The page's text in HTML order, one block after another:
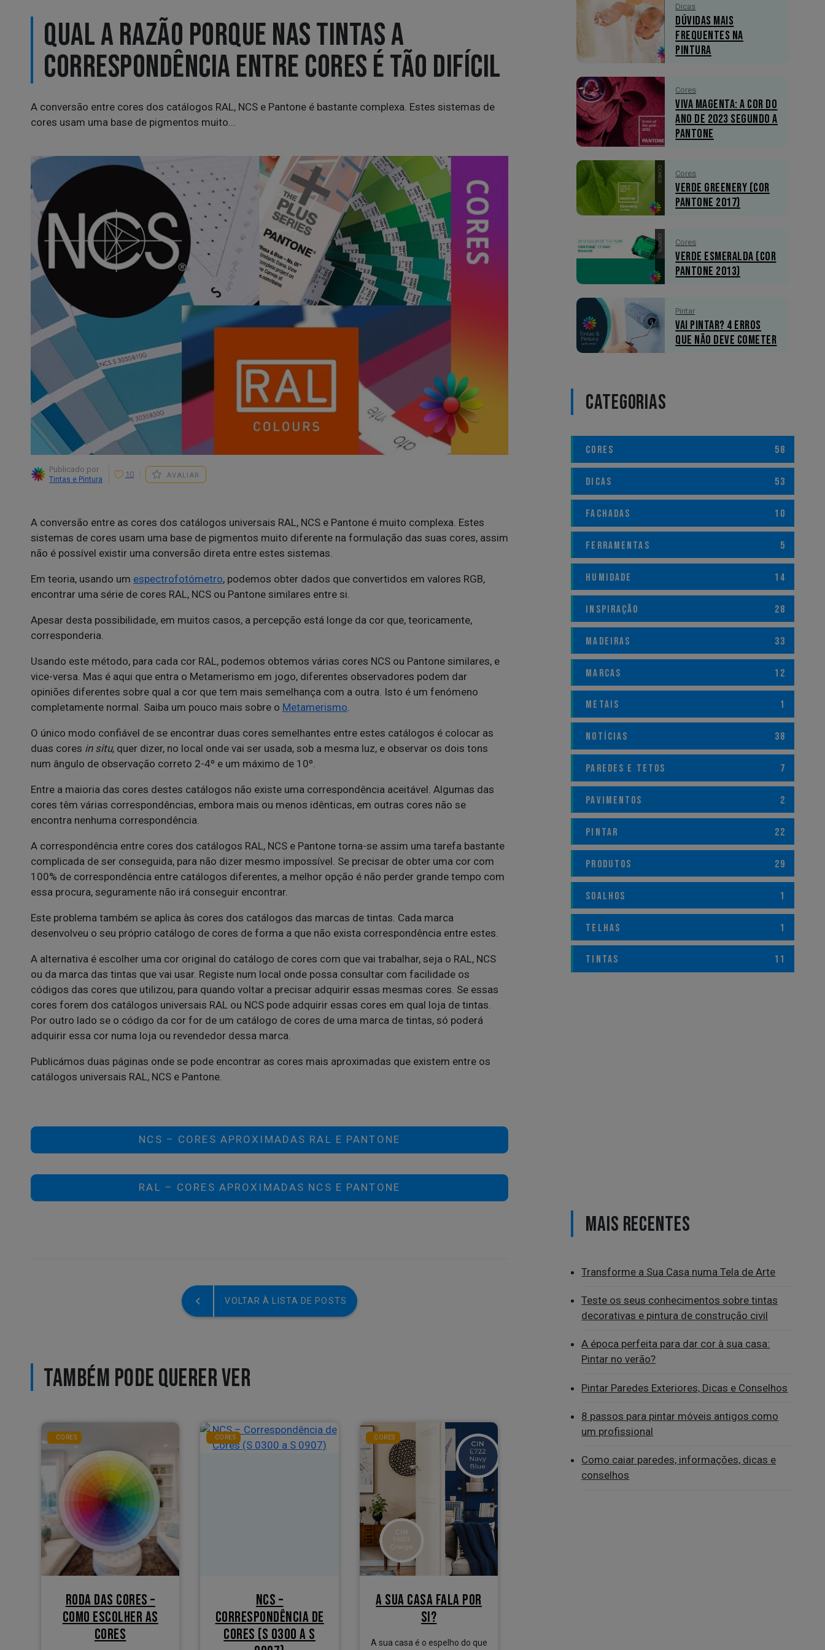
QUAL A RAZÃO PORQUE NAS TINTAS A
CORRESPONDÊNCIA ENTRE CORES É TÃO DIFÍCIL
A conversão entre cores dos catálogos RAL, NCS e Pantone é bastante complexa. Estes sistemas de
cores usam uma base de pigmentos muito...
Publicado por
Tintas e Pintura
10 AVALIAR
A conversão entre as cores dos catálogos universais RAL, NCS e Pantone é muito complexa. Estes
sistemas de cores usam uma base de pigmentos muito diferente na formulação das suas cores, assim
não é possível existir uma conversão direta entre estes sistemas.
Em teoria, usando um espectrofotómetro, podemos obter dados que convertidos em valores RGB,
encontrar uma série de cores RAL, NCS ou Pantone similares entre si.
Apesar desta possibilidade, em muitos casos, a percepção está longe da cor que, teoricamente,
corresponderia.
Usando este método, para cada cor RAL, podemos obtemos várias cores NCS ou Pantone similares, e
vice-versa. Mas é aqui que entra o Metamerismo em jogo, diferentes observadores podem dar
opiniões diferentes sobre qual a cor que tem mais semelhança com a outra. Isto é um fenómeno
completamente normal. Saiba um pouco mais sobre o Metamerismo
O único modo confiável de se encontrar duas cores semelhantes entre estes catálogos é colocar as
duas cores in situ, quer dizer, no local onde vai ser usada, sob a mesma luz, e observar os dois tons
num ângulo de observação correto 2-4º e um máximo de 10º.
Entre a maioria das cores destes catálogos não existe uma correspondência aceitável. Algumas das
cores têm várias correspondências, embora mais ou menos idênticas, em outras cores não se
encontra nenhuma correspondência.
A correspondência entre cores dos catálogos RAL, NCS e Pantone torna-se assim uma tarefa bastante
complicada de ser conseguida, para não dizer mesmo impossível. Se precisar de obter uma cor com
100% de correspondência entre catálogos diferentes, a melhor opção é não perder grande tempo com
essa procura, seguramente não irá conseguir encontrar.
Este problema também se aplica às cores dos catálogos das marcas de tintas. Cada marca
desenvolveu o seu próprio catálogo de cores de forma a que não exista correspondência entre estes.
A alternativa é escolher uma cor original do catálogo de cores com que vai trabalhar, seja o RAL, NCS
ou da marca das tintas que vai usar. Registe num local onde possa consultar com facilidade os
códigos das cores que utilizou, para quando voltar a precisar adquirir essas mesmas cores. Se essas
cores forem dos catálogos universais RAL ou NCS pode adquirir essas cores em qual loja de tintas.
Por outro lado se o código da cor for de um catálogo de cores de uma marca de tintas, só poderá
adquirir essa cor numa loja ou revendedor dessa marca.
Publicámos duas páginas onde se pode encontrar as cores mais aproximadas que existem entre os
catálogos universais RAL, NCS e Pantone.
NCS – CORES APROXIMADAS RAL E PANTONE
RAL – CORES APROXIMADAS NCS E PANTONE
VOLTAR À LISTA DE POSTS
TAMBÉM PODE QUERER VER
CORES
RODA DAS CORES –
COMO ESCOLHER AS
CORES
CORES
NCS –
CORRESPONDÊNCIA DE
CORES (S 0300 A S
CORES
A SUA CASA FALA POR
SI?
A sua casa é o espelho do que
Dicas
Dúvidas mais
Frequentes na
Pintura
Cores
Viva Magenta: A Cor do
Ano de 2023 segundo a
Pantone
Cores
Verde Greenery (Cor
Pantone 2017)
Cores
Verde Esmeralda (Cor
Pantone 2013)
Pintar
Vai pintar? 4 erros
que não deve cometer
CATEGORIAS
CORES 58
DICAS 53
FACHADAS 10
FERRAMENTAS 5
HUMIDADE 14
INSPIRAÇÃO 28
MADEIRAS 33
MARCAS 12
METAIS 1
NOTÍCIAS 38
PAREDES E TETOS 7
PAVIMENTOS 2
PINTAR 22
PRODUTOS 29
SOALHOS 1
TELHAS 1
TINTAS 11
MAIS RECENTES
Transforme a Sua Casa numa Tela de Arte
Teste os seus conhecimentos sobre tintas
decorativas e pintura de construção civil
A época perfeita para dar cor à sua casa:
Pintar no verão?
Pintar Paredes Exteriores, Dicas e Conselhos
8 passos para pintar móveis antigos como
um profissional
Como caiar paredes, informações, dicas e
conselhos